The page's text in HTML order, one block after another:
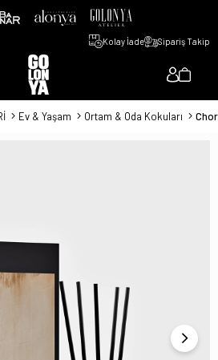
Kolay İade Sipariş Takip
Ev & Yaşam Ortam & Oda Kokuları